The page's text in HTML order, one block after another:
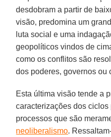
desdobram a partir de
visão, predomina um
luta social e uma
geopolíticos vindos de
como os conflitos são
dos poderes, governos ou
Esta última visão tende a
caracterizações dos
processos que são
neoliberalismo.